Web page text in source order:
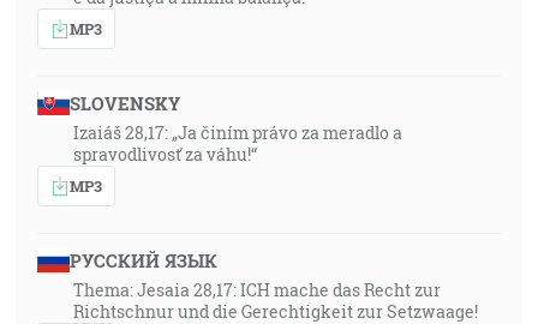
Za príklad, ako znášať zlé a jako zhovievať, vezmite si,
moji bratia, prorokov, ktorí hovorili v mene Pánovom.
trpezlivosti Jobovej ste počuli a koniec Pánov ste
videli, pretože je Pán veľmi ľútostivý a milosrdný. [Jk
5:10-11]
A Hospodin navrátil to, čo bolo odňaté Jobovi, keď sa
modlil za svojho priateľa. A Hospodin pridal všetkého
toho, čo mal Job, dvojnásobne. [Jb 42:10]
MP3
SLOVENSKY
Izaiáš 28,17: „Ja činím právo za meradlo a
spravodlivosť za váhu!“
MP3
РУССКИЙ ЯЗЫК
Thema: Jesaia 28,17: ICH mache das Recht zur
Richtschnur und die Gerechtigkeit zur Setzwaage!